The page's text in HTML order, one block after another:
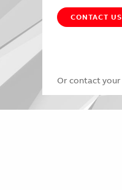
CONTACT US
Or contact your